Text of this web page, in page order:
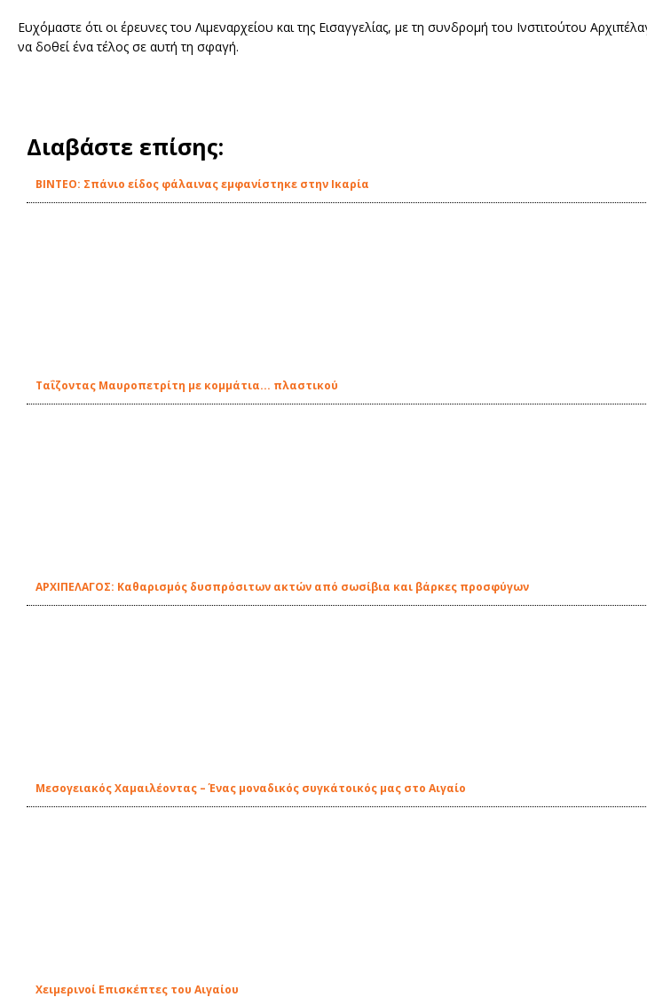
Ευχόμαστε ότι οι έρευνες του Λιμεναρχείου και της Εισαγγελίας, με τη συνδρομή του Ινστιτούτου
να δοθεί ένα τέλος σε αυτή τη σφαγή.
Διαβάστε επίσης:
ΒΙΝΤΕΟ: Σπάνιο είδος φάλαινας εμφανίστηκε στην Ικαρία
Ταΐζοντας Μαυροπετρίτη με κομμάτια... πλαστικού
ΑΡΧΙΠΕΛΑΓΟΣ: Καθαρισμός δυσπρόσιτων ακτών από σωσίβια και βάρκες προσφύγων
Μεσογειακός Χαμαιλέοντας – Ένας μοναδικός συγκάτοικός μας στο Αιγαίο
Χειμερινοί Επισκέπτες του Αιγαίου